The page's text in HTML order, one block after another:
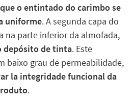
o entintado do carimbo se
uniforme. A segunda capa do
na parte inferior da almofada,
depósito de tinta. Este
baixo grau de permeabilidade,
la integridade funcional da
.